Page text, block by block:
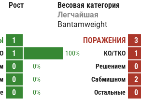
Рост
Весовая категория
Легчайшая
Bantamweight
1
1
100%
0
0%
0
0%
0 0%
ПОРАЖЕНИЯ 3
KO/TKO 1
Решением
0
Сабмишном
2
Остальные
0